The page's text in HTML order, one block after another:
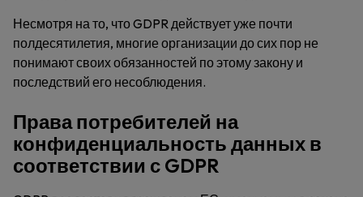
Несмотря на то, что GDPR действует уже почти
полдесятилетия, многие организации до сих пор не
понимают своих обязанностей по этому закону и
последствий его несоблюдения.
Права потребителей на
конфиденциальность данных в
соответствии с GDPR